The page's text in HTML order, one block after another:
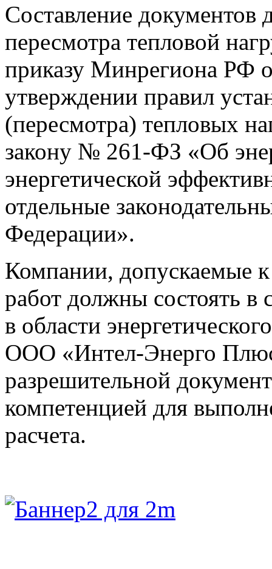
Составление документов
пересмотра тепловой
приказу Минрегиона РФ
утверждении правил
(пересмотра) тепловых
закону № 261-ФЗ «Об
энергетической
отдельные
Федерации».
Компании, допускаемые
работ должны состоять в
в области
ООО «Интел-Энерго
разрешительной
компетенцией для
расчета.